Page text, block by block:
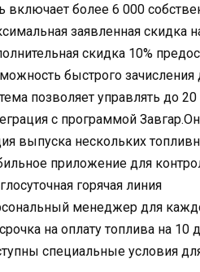
включает более 6 000
заявленная скидка
скидка 10%
быстрого
позволяет управлять до
с программой
выпуска нескольких
приложение для
горячая линия
менеджер для
на оплату топлива на
специальные условия